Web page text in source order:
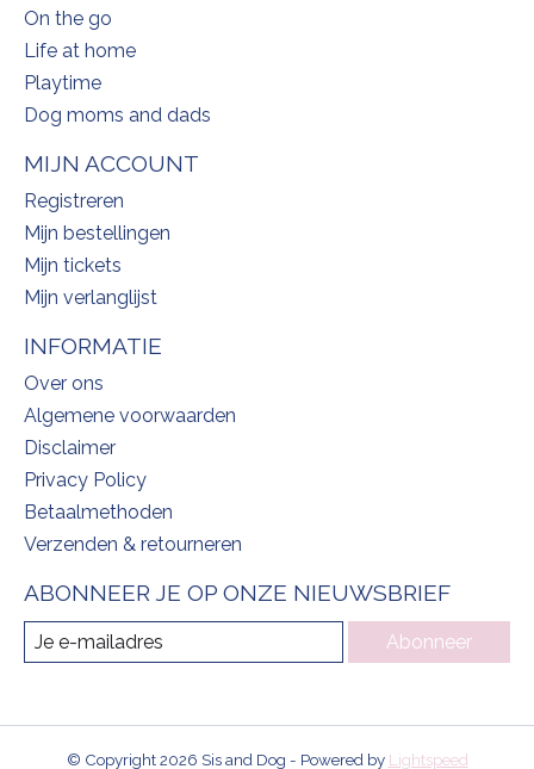
On the go
Life at home
Playtime
Dog moms and dads
MIJN ACCOUNT
Registreren
Mijn bestellingen
Mijn tickets
Mijn verlanglijst
INFORMATIE
Over ons
Algemene voorwaarden
Disclaimer
Privacy Policy
Betaalmethoden
Verzenden & retourneren
ABONNEER JE OP ONZE NIEUWSBRIEF
Abonneer
© Copyright 2026 Sis and Dog - Powered by Lightspeed